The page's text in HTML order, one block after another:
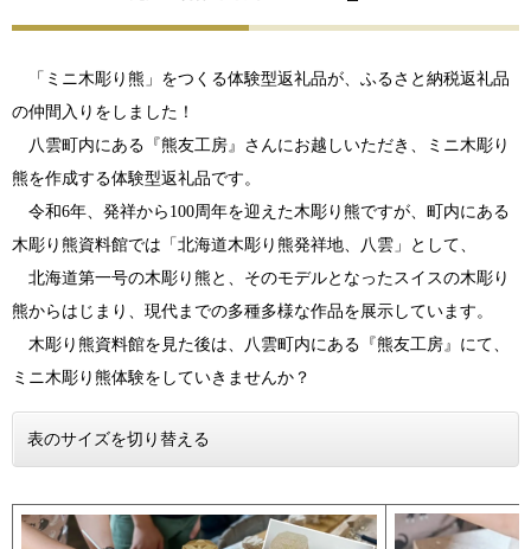
「ミニ木彫り熊」をつくる体験型返礼品が、ふるさと納税返礼品
の仲間入りをしました！​
八雲町内にある『熊友工房』さんにお越しいただき、ミニ木彫り
熊を作成する体験型返礼品です。
​ 令和6年、発祥から100周年を迎えた木彫り熊ですが、町内にある
木彫り熊資料館では「北海道木彫り熊発祥地、八雲」として、
北海道第一号の木彫り熊と、そのモデルとなったスイスの木彫り
熊からはじまり、現代までの多種多様な作品を展示しています。
木彫り熊資料館を見た後は、八雲町内にある『熊友工房』にて、
ミニ木彫り熊体験をしていきませんか？
表のサイズを切り替える